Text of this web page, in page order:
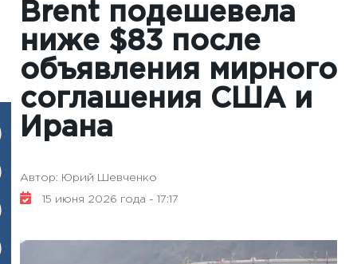
Brent подешевела
ниже $83 после
объявления мирного
соглашения США и
Ирана
Автор: Юрий Шевченко
15 июня 2026 года - 17:17